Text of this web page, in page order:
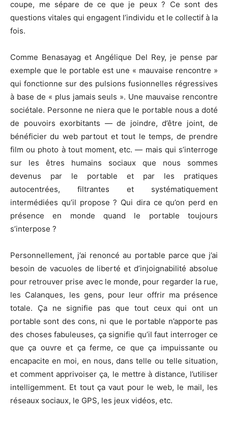
coupe, me sépare de ce que je peux ? Ce sont des
questions vitales qui engagent l’individu et le collectif à la
fois.
Comme Benasayag et Angélique Del Rey, je pense par
exemple que le portable est une « mauvaise rencontre »
qui fonctionne sur des pulsions fusionnelles régressives
à base de « plus jamais seuls ». Une mauvaise rencontre
sociétale. Personne ne niera que le portable nous a doté
de pouvoirs exorbitants — de joindre, d’être joint, de
bénéficier du web partout et tout le temps, de prendre
film ou photo à tout moment, etc. — mais qui s’interroge
sur les êtres humains sociaux que nous sommes
devenus par le portable et par les pratiques
autocentrées, filtrantes et systématiquement
intermédiées qu’il propose ? Qui dira ce qu’on perd en
présence en monde quand le portable toujours
s’interpose ?
Personnellement, j’ai renoncé au portable parce que j’ai
besoin de vacuoles de liberté et d’injoignabilité absolue
pour retrouver prise avec le monde, pour regarder la rue,
les Calanques, les gens, pour leur offrir ma présence
totale. Ça ne signifie pas que tout ceux qui ont un
portable sont des cons, ni que le portable n’apporte pas
des choses fabuleuses, ça signifie qu’il faut interroger ce
que ça ouvre et ça ferme, ce que ça impuissante ou
encapacite en moi, en nous, dans telle ou telle situation,
et comment apprivoiser ça, le mettre à distance, l’utiliser
intelligemment. Et tout ça vaut pour le web, le mail, les
réseaux sociaux, le GPS, les jeux vidéos, etc.